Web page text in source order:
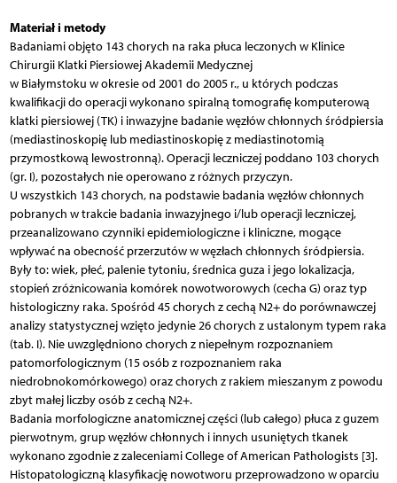
Materiał i metody
Badaniami objęto 143 chorych na raka płuca leczonych w Klinice
Chirurgii Klatki Piersiowej Akademii Medycznej
w Białymstoku w okresie od 2001 do 2005 r., u których podczas
kwalifikacji do operacji wykonano spiralną tomografię komputerową
klatki piersiowej (TK) i inwazyjne badanie węzłów chłonnych śródpiersia
(mediastinoskopię lub mediastinoskopię z mediastinotomią
przymostkową lewostronną). Operacji leczniczej poddano 103 chorych
(gr. I), pozostałych nie operowano z różnych przyczyn.
U wszystkich 143 chorych, na podstawie badania węzłów chłonnych
pobranych w trakcie badania inwazyjnego i/lub operacji leczniczej,
przeanalizowano czynniki epidemiologiczne i kliniczne, mogące
wpływać na obecność przerzutów w węzłach chłonnych śródpiersia.
Były to: wiek, płeć, palenie tytoniu, średnica guza i jego lokalizacja,
stopień zróżnicowania komórek nowotworowych (cecha G) oraz typ
histologiczny raka. Spośród 45 chorych z cechą N2+ do porównawczej
analizy statystycznej wzięto jedynie 26 chorych z ustalonym typem raka
(tab. I). Nie uwzględniono chorych z niepełnym rozpoznaniem
patomorfologicznym (15 osób z rozpoznaniem raka
niedrobnokomórkowego) oraz chorych z rakiem mieszanym z powodu
zbyt małej liczby osób z cechą N2+.
Badania morfologiczne anatomicznej części (lub całego) płuca z guzem
pierwotnym, grup węzłów chłonnych i innych usuniętych tkanek
wykonano zgodnie z zaleceniami College of American Pathologists [3].
Histopatologiczną klasyfikację nowotworu przeprowadzono w oparciu